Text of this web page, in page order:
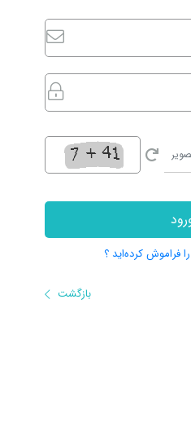
فراموش کرده‌اید ؟
بازگشت